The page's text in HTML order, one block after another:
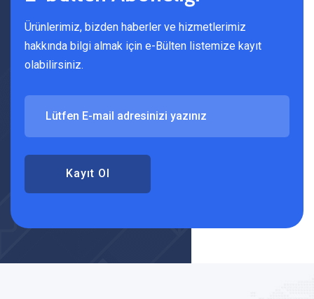
Ürünlerimiz, bizden haberler ve hizmetlerimiz
hakkında bilgi almak için e-Bülten listemize kayıt
olabilirsiniz.
Kayıt Ol